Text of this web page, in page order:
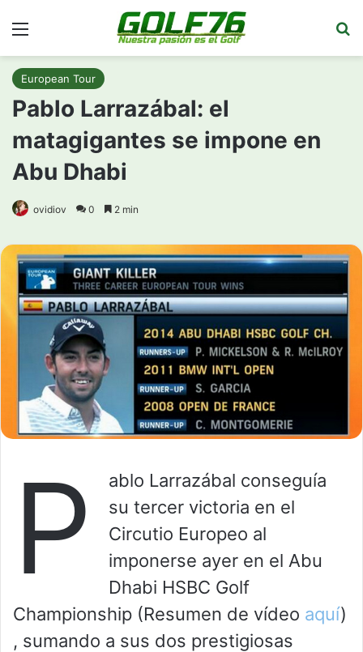
European Tour
Pablo Larrazábal: el
matagigantes se impone en
Abu Dhabi
ovidiov 0 2 min
P
ablo Larrazábal conseguía
su tercer victoria en el
Circutio Europeo al
imponerse ayer en el Abu
Dhabi HSBC Golf
Championship (Resumen de vídeo aquí)
, sumando a sus dos prestigiosas